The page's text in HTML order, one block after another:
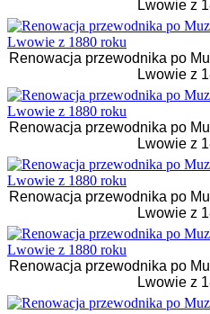
Lwowie z
Renowacja przewodnika po
Lwowie z
Renowacja przewodnika po
Lwowie z
Renowacja przewodnika po
Lwowie z
Renowacja przewodnika po
Lwowie z